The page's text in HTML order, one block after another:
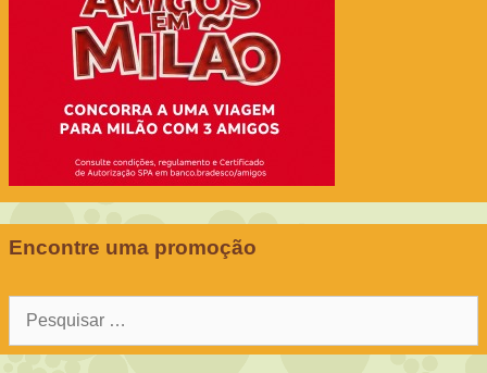
Encontre uma promoção
Pesquisar